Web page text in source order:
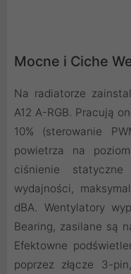
Mocne i Ciche
Na radiatorze
A12 A-RGB. Pracują
10% (sterowanie
powietrza na
ciśnienie
wydajności,
dBA. Wentylatory
Bearing, zasilane są
Efektowne
poprzez złącze 3-